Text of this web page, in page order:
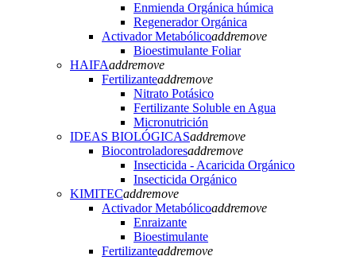
Enmienda Orgánica húmica
Regenerador Orgánica
Activador Metabólicoaddremove
Bioestimulante Foliar
HAIFAaddremove
Fertilizanteaddremove
Nitrato Potásico
Fertilizante Soluble en Agua
Micronutrición
IDEAS BIOLÓGICASaddremove
Biocontroladoresaddremove
Insecticida - Acaricida Orgánico
Insecticida Orgánico
KIMITECaddremove
Activador Metabólicoaddremove
Enraizante
Bioestimulante
Fertilizanteaddremove